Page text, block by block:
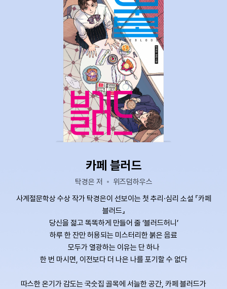
카페 블러드
탁경은 저
위즈덤하우스
사계절문학상 수상 작가 탁경은이 선보이는 첫 추리·심리 소설 『카페
블러드』
당신을 젊고 똑똑하게 만들어 줄 ‘블러드허니’
하루 한 잔만 허용되는 미스터리한 붉은 음료
모두가 열광하는 이유는 단 하나
한 번 마시면, 이전보다 더 나은 나를 포기할 수 없다
따스한 온기가 감도는 국숫집 골목에 서늘한 공간, 카페 블러드가